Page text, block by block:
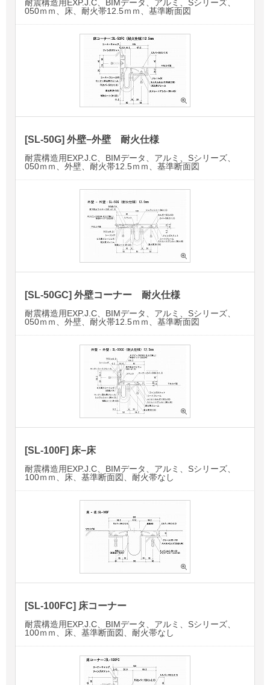
耐震構造用EXP.J.C、BIMデータ、アルミ、Sシリーズ、
050ｍｍ、床、耐火帯12.5ｍｍ、基準断面図
[SL-50G] 外壁−外壁 耐火仕様
耐震構造用EXP.J.C、BIMデータ、アルミ、Sシリーズ、
050ｍｍ、外壁、耐火帯12.5ｍｍ、基準断面図
[SL-50GC] 外壁コーナー 耐火仕様
耐震構造用EXP.J.C、BIMデータ、アルミ、Sシリーズ、
050ｍｍ、外壁、耐火帯12.5ｍｍ、基準断面図
[SL-100F] 床−床
耐震構造用EXP.J.C、BIMデータ、アルミ、Sシリーズ、
100ｍｍ、床、基準断面図、耐火帯なし
[SL-100FC] 床コーナー
耐震構造用EXP.J.C、BIMデータ、アルミ、Sシリーズ、
100ｍｍ、床、基準断面図、耐火帯なし